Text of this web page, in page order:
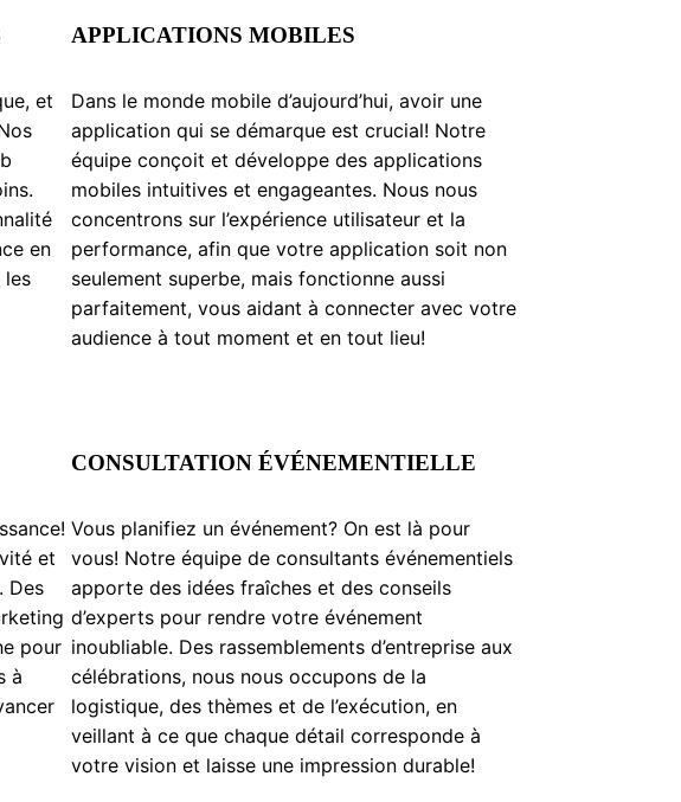
et
en
les
APPLICATIONS MOBILES
Dans le monde mobile d’aujourd’hui, avoir une
application qui se démarque est crucial! Notre
équipe conçoit et développe des applications
mobiles intuitives et engageantes. Nous nous
concentrons sur l’expérience utilisateur et la
performance, afin que votre application soit non
seulement superbe, mais fonctionne aussi
parfaitement, vous aidant à connecter avec votre
audience à tout moment et en tout lieu!
et
Des
pour
à
CONSULTATION ÉVÉNEMENTIELLE
Vous planifiez un événement? On est là pour
vous! Notre équipe de consultants événementiels
apporte des idées fraîches et des conseils
d’experts pour rendre votre événement
inoubliable. Des rassemblements d’entreprise aux
célébrations, nous nous occupons de la
logistique, des thèmes et de l’exécution, en
veillant à ce que chaque détail corresponde à
votre vision et laisse une impression durable!